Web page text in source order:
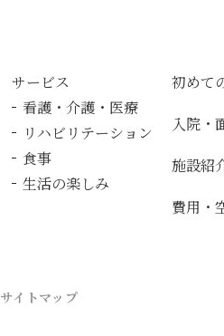
サービス
看護・介護・医療
リハビリテーション
食事
生活の楽しみ
初めて
入院・
施設紹
費用・
サイトマップ